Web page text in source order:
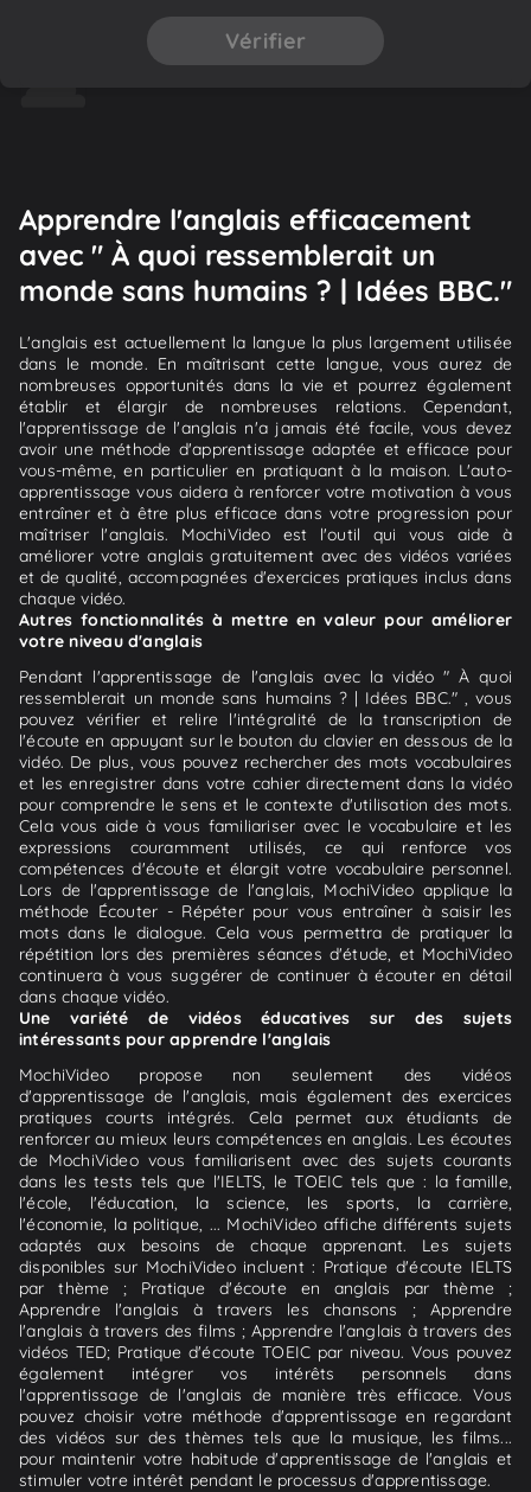
Vérifier
Apprendre l'anglais efficacement
avec " À quoi ressemblerait un
monde sans humains ? | Idées BBC."
L'anglais est actuellement la langue la plus largement utilisée
dans le monde. En maîtrisant cette langue, vous aurez de
nombreuses opportunités dans la vie et pourrez également
établir et élargir de nombreuses relations. Cependant,
l'apprentissage de l'anglais n'a jamais été facile, vous devez
avoir une méthode d'apprentissage adaptée et efficace pour
vous-même, en particulier en pratiquant à la maison. L'auto-
apprentissage vous aidera à renforcer votre motivation à vous
entraîner et à être plus efficace dans votre progression pour
maîtriser l'anglais. MochiVideo est l'outil qui vous aide à
améliorer votre anglais gratuitement avec des vidéos variées
et de qualité, accompagnées d'exercices pratiques inclus dans
chaque vidéo.
Autres fonctionnalités à mettre en valeur pour améliorer
votre niveau d'anglais
Pendant l'apprentissage de l'anglais avec la vidéo " À quoi
ressemblerait un monde sans humains ? | Idées BBC." , vous
pouvez vérifier et relire l'intégralité de la transcription de
l'écoute en appuyant sur le bouton du clavier en dessous de la
vidéo. De plus, vous pouvez rechercher des mots vocabulaires
et les enregistrer dans votre cahier directement dans la vidéo
pour comprendre le sens et le contexte d'utilisation des mots.
Cela vous aide à vous familiariser avec le vocabulaire et les
expressions couramment utilisés, ce qui renforce vos
compétences d'écoute et élargit votre vocabulaire personnel.
Lors de l'apprentissage de l'anglais, MochiVideo applique la
méthode Écouter - Répéter pour vous entraîner à saisir les
mots dans le dialogue. Cela vous permettra de pratiquer la
répétition lors des premières séances d'étude, et MochiVideo
continuera à vous suggérer de continuer à écouter en détail
dans chaque vidéo.
Une variété de vidéos éducatives sur des sujets
intéressants pour apprendre l'anglais
MochiVideo propose non seulement des vidéos
d'apprentissage de l'anglais, mais également des exercices
pratiques courts intégrés. Cela permet aux étudiants de
renforcer au mieux leurs compétences en anglais. Les écoutes
de MochiVideo vous familiarisent avec des sujets courants
dans les tests tels que l'IELTS, le TOEIC tels que : la famille,
l'école, l'éducation, la science, les sports, la carrière,
l'économie, la politique, ... MochiVideo affiche différents sujets
adaptés aux besoins de chaque apprenant. Les sujets
disponibles sur MochiVideo incluent : Pratique d'écoute IELTS
par thème ; Pratique d'écoute en anglais par thème ;
Apprendre l'anglais à travers les chansons ; Apprendre
l'anglais à travers des films ; Apprendre l'anglais à travers des
vidéos TED; Pratique d'écoute TOEIC par niveau. Vous pouvez
également intégrer vos intérêts personnels dans
l'apprentissage de l'anglais de manière très efficace. Vous
pouvez choisir votre méthode d'apprentissage en regardant
des vidéos sur des thèmes tels que la musique, les films...
pour maintenir votre habitude d'apprentissage de l'anglais et
stimuler votre intérêt pendant le processus d'apprentissage.